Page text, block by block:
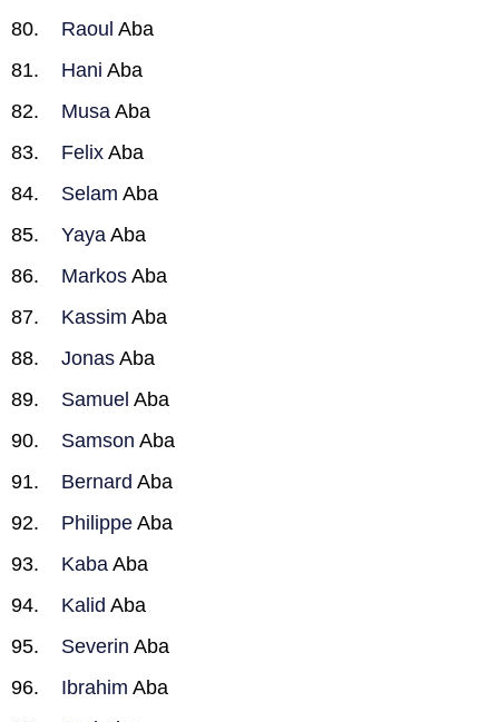
Raoul Aba
Hani Aba
Musa Aba
Felix Aba
Selam Aba
Yaya Aba
Markos Aba
Kassim Aba
Jonas Aba
Samuel Aba
Samson Aba
Bernard Aba
Philippe Aba
Kaba Aba
Kalid Aba
Severin Aba
Ibrahim Aba